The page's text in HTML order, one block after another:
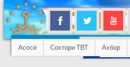
Асосӣ Сохтори ТВТ Ахбор